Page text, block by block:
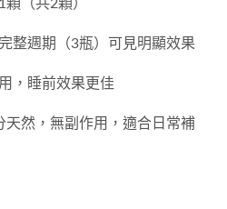
（共2顆）
整週期（3瓶）可見明顯效果
，睡前效果更佳
然，無副作用，適合日常補